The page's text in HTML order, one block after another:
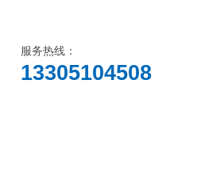
服务热线：
13305104508